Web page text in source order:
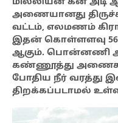
மில்லியன் கன அடி
அணையானது
வட்டம், எலமணம்
இதன் கொள்ளளவு
ஆகும். பொன்னணி
கண்ணூத்து
போதிய நீர் வரத்து
திறக்கப்படாமல்